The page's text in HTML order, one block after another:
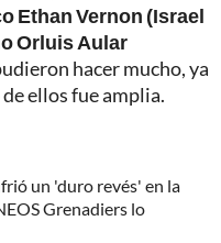
Ethan Vernon (Israel
Orluis Aular
hacer mucho, ya
ellos fue amplia.
un 'duro revés' en la
Grenadiers lo